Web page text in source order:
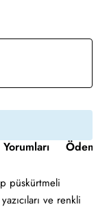
Ödeme
püskürtmeli
ve renkli